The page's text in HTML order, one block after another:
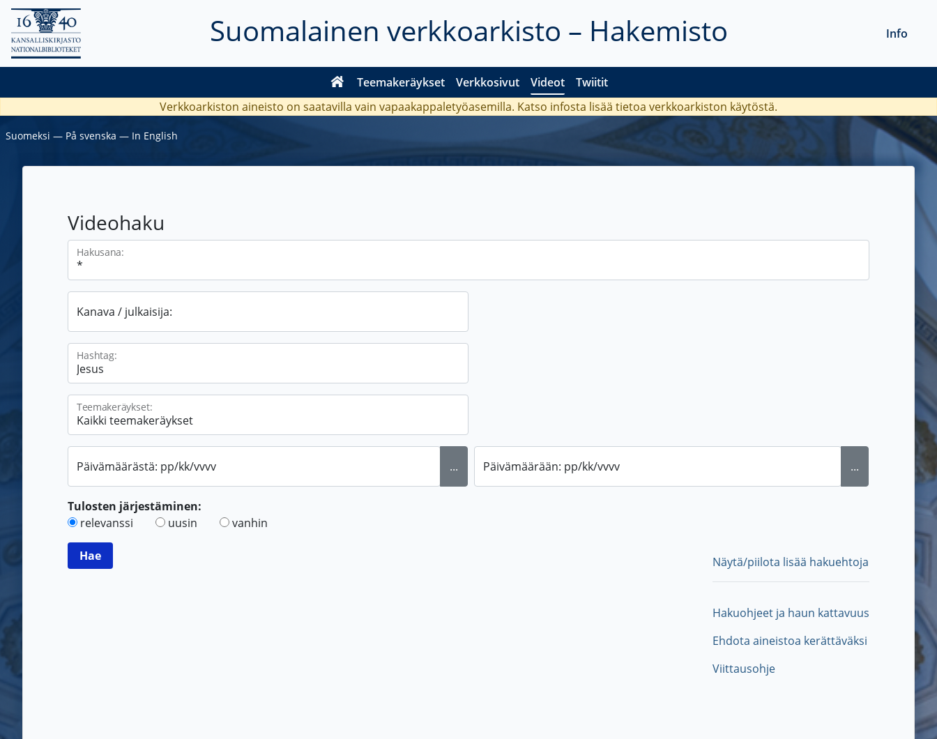
Suomalainen verkkoarkisto – Hakemisto
Teemakeräykset Verkkosivut Videot Twiitit
Info
Verkkoarkiston aineisto on saatavilla vain vapaakappaletyöasemilla. Katso infosta lisää tietoa verkkoarkiston käytöstä.
Suomeksi ― På svenska ― In English
Videohaku
Hakusana:
Kanava / julkaisija:
Hashtag:
Teemakeräykset:
Päivämäärästä: pp/kk/vvvv ... Päivämäärään: pp/kk/vvvv ...
Tulosten järjestäminen:
relevanssi
uusin vanhin
Näytä/piilota lisää hakuehtoja
Hakuohjeet ja haun kattavuus
Ehdota aineistoa kerättäväksi
Viittausohje